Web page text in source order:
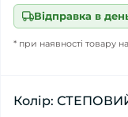
Відправка в
* при наявності товару
Колір: